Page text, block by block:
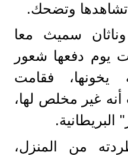
تشاهدها وتضحك.
سميث معا
يوم دفعها شعور
يخونها، فقامت
أنه غير مخلص لها،
البريطانية.
من المنزل،